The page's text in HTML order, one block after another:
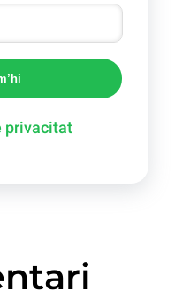
privacitat